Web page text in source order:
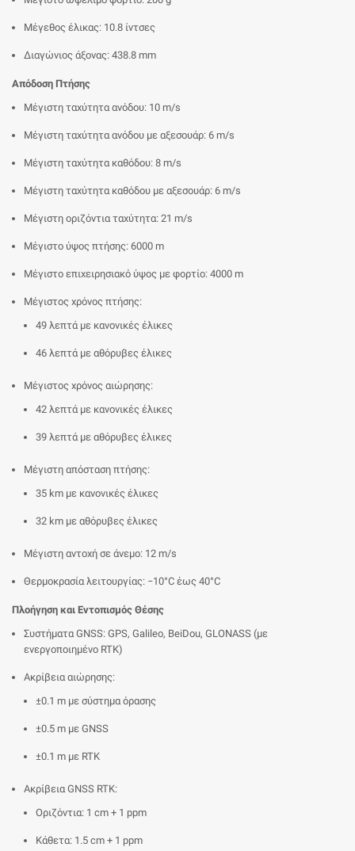
Μέγεθος έλικας: 10.8 ίντσες
Διαγώνιος άξονας: 438.8 mm
Απόδοση Πτήσης
Μέγιστη ταχύτητα ανόδου: 10 m/s
Μέγιστη ταχύτητα ανόδου με αξεσουάρ: 6 m/s
Μέγιστη ταχύτητα καθόδου: 8 m/s
Μέγιστη ταχύτητα καθόδου με αξεσουάρ: 6 m/s
Μέγιστη οριζόντια ταχύτητα: 21 m/s
Μέγιστο ύψος πτήσης: 6000 m
Μέγιστο επιχειρησιακό ύψος με φορτίο: 4000 m
Μέγιστος χρόνος πτήσης:
49 λεπτά με κανονικές έλικες
46 λεπτά με αθόρυβες έλικες
Μέγιστος χρόνος αιώρησης:
42 λεπτά με κανονικές έλικες
39 λεπτά με αθόρυβες έλικες
Μέγιστη απόσταση πτήσης:
35 km με κανονικές έλικες
32 km με αθόρυβες έλικες
Μέγιστη αντοχή σε άνεμο: 12 m/s
Θερμοκρασία λειτουργίας: −10°C έως 40°C
Πλοήγηση και Εντοπισμός Θέσης
Συστήματα GNSS: GPS, Galileo, BeiDou, GLONASS (με
ενεργοποιημένο RTK)
Ακρίβεια αιώρησης:
±0.1 m με σύστημα όρασης
±0.5 m με GNSS
±0.1 m με RTK
Ακρίβεια GNSS RTK:
Οριζόντια: 1 cm + 1 ppm
Κάθετα: 1.5 cm + 1 ppm